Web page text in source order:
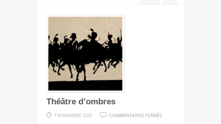
Théâtre d’ombres
7 NOVEMBRE 2025 COMMENTAIRES FERMÉS